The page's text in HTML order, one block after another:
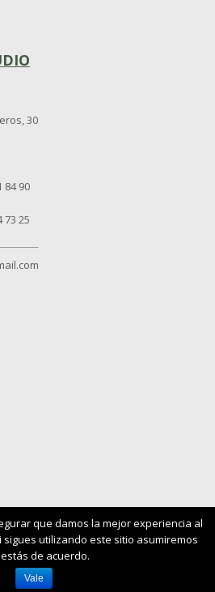
30
84 90
73 25
Politicas de Cookies
legal
que damos la mejor experiencia al
utilizando este sitio asumiremos
de acuerdo.
Vale